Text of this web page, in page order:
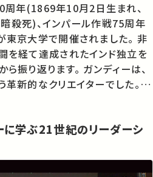
周年(1869年10月2日生まれ、
殺死)、インパール作戦75周年
東京大学で開催されました。 非
を経て達成されたインド独立を
ります。 ガンディーは、
新的なクリエイターでした。彼
がら、その姿や思想について考
の学びに繋がるかもしれません。 お気に入…